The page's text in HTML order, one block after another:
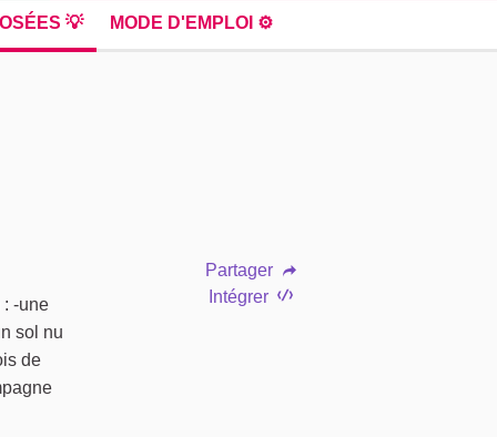
💡 MODE D'EMPLOI ⚙️
: -une
sol nu
de
Partager
Intégrer